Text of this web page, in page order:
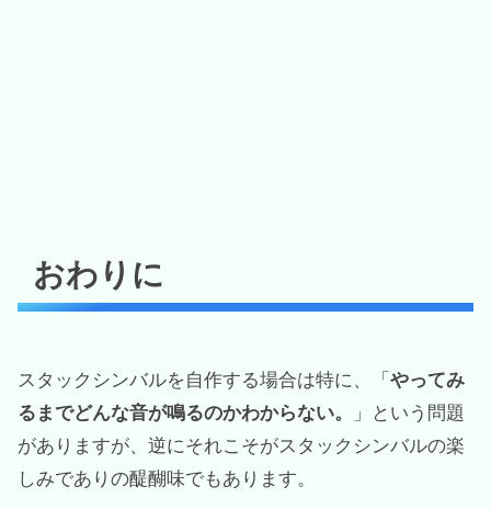
おわりに
スタックシンバルを自作する場合は特に、「やってみ
るまでどんな音が鳴るのかわからない。
」という問題
がありますが、逆にそれこそがスタックシンバルの楽
しみでありの醍醐味でもあります。